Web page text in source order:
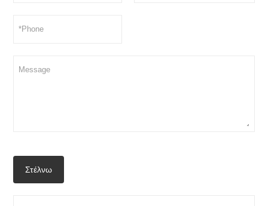
Στέλνω